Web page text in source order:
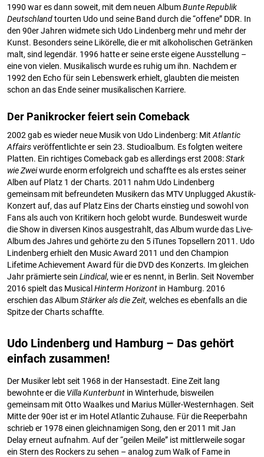
1990 war es dann soweit, mit dem neuen AlbumBunte Republik
Deutschlandtourten Udo und seine Band durch die “offene” DDR. In
den 90er Jahren widmete sich Udo Lindenberg mehr und mehr der
Kunst. Besonders seine Likörelle, die er mit alkoholischen Getränken
malt, sind legendär. 1996 hatte er seine erste eigene Ausstellung –
eine von vielen. Musikalisch wurde es ruhig um ihn. Nachdem er
1992 den Echo für sein Lebenswerk erhielt, glaubten die meisten
schon an das Ende seiner musikalischen Karriere.
Der Panikrocker feiert sein Comeback
2002 gab es wieder neue Musik von Udo Lindenberg: Mit Atlantic
Affairsveröffentlichte er sein 23. Studioalbum. Es folgten weitere
Platten. Ein richtiges Comeback gab es allerdings erst 2008:Stark
wie Zweiwurde enorm erfolgreich und schaffte es als erstes seiner
Alben auf Platz 1 der Charts. 2011 nahm Udo Lindenberg
gemeinsam mit befreundeten Musikern das MTV Unplugged Akustik-
Konzert auf, das auf Platz Eins der Charts einstieg und sowohl von
Fans als auch von Kritikern hoch gelobt wurde. Bundesweit wurde
die Show in diversen Kinos ausgestrahlt, das Album wurde das Live-
Album des Jahres und gehörte zu den 5 iTunes Topsellern 2011. Udo
Lindenberg erhielt den Music Award 2011 und den Champion
Lifetime Achievement Award für die DVD des Konzerts. Im gleichen
Jahr prämierte sein Lindical, wie er es nennt, in Berlin. Seit November
2016 spielt das MusicalHinterm Horizont in Hamburg. 2016
erschien das AlbumStärker als die Zeit, welches es ebenfalls an die
Spitze der Charts schaffte.
Udo Lindenberg und Hamburg – Das gehört
einfach zusammen!
Der Musiker lebt seit 1968 in der Hansestadt. Eine Zeit lang
bewohnte er die Villa Kunterbunt in Winterhude, bisweilen
gemeinsam mit Otto Waalkes und Marius Müller-Westernhagen. Seit
Mitte der 90er ist er im Hotel Atlantic Zuhause. Für die Reeperbahn
schrieb er 1978 einen gleichnamigen Song, den er 2011 mit Jan
Delay erneut aufnahm. Auf der “geilen Meile” ist mittlerweile sogar
ein Stern des Rockers zu sehen – analog zum Walk of Fame in